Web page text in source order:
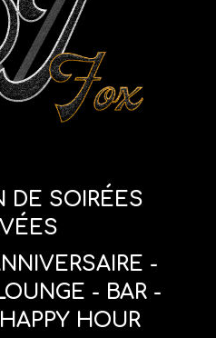
DE SOIRÉES
-
- BAR -
APPY HOUR